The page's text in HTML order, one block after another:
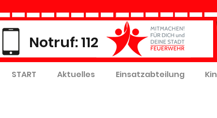
Notruf: 112
START Aktuelles Einsatzabteilung